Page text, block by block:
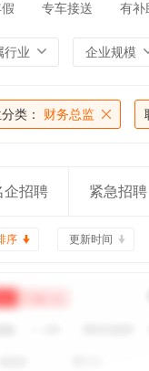
专车接送 有补
行业 企业规模
类： 财务总监
企招聘 紧急招聘
序 更新时间